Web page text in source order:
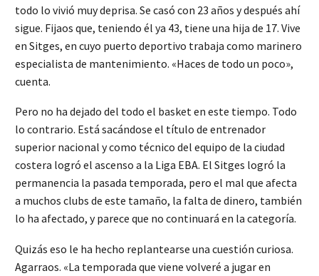
todo lo vivió muy deprisa. Se casó con 23 años y después ahí
sigue. Fijaos que, teniendo él ya 43, tiene una hija de 17. Vive
en Sitges, en cuyo puerto deportivo trabaja como marinero
especialista de mantenimiento. «Haces de todo un poco»,
cuenta.
Pero no ha dejado del todo el basket en este tiempo. Todo
lo contrario. Está sacándose el título de entrenador
superior nacional y como técnico del equipo de la ciudad
costera logró el ascenso a la Liga EBA. El Sitges logró la
permanencia la pasada temporada, pero el mal que afecta
a muchos clubs de este tamaño, la falta de dinero, también
lo ha afectado, y parece que no continuará en la categoría.
Quizás eso le ha hecho replantearse una cuestión curiosa.
Agarraos. «La temporada que viene volveré a jugar en